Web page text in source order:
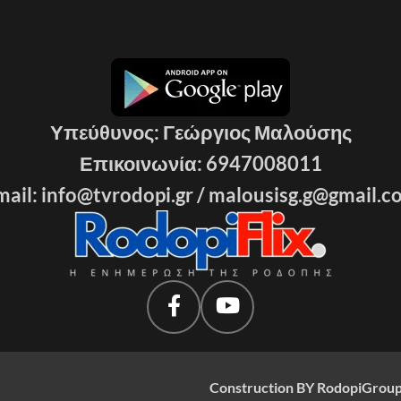
Υπεύθυνος: Γεώργιος Μαλούσης
Επικοινωνία: 6947008011
info@tvrodopi.gr /
Construction BY